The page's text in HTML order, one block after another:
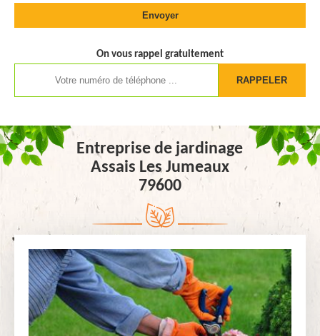
On vous rappel gratuitement
Entreprise de jardinage
Assais Les Jumeaux
79600